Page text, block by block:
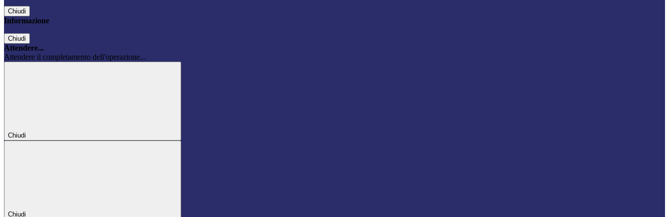
Chiudi
Informazione
Chiudi
Attendere...
Attendere il completamento dell'operazione...
Chiudi
Chiudi